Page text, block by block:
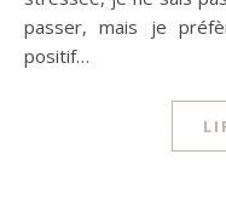
passer, mais je
positif…